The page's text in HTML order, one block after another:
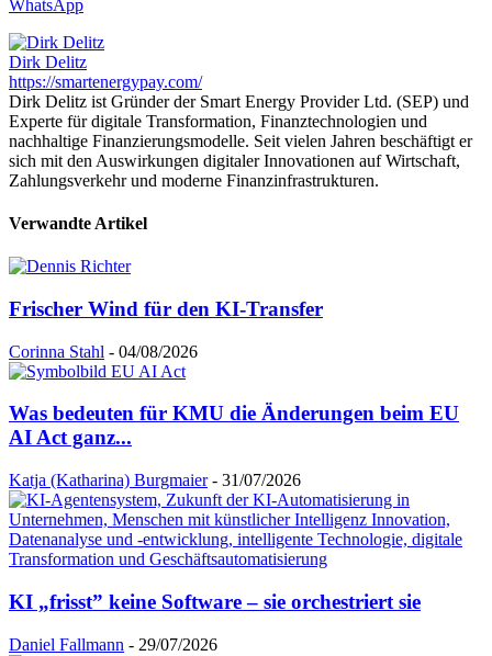
WhatsApp
Dirk Delitz
https://smartenergypay.com/
Dirk Delitz ist Gründer der Smart Energy Provider Ltd. (SEP) und
Experte für digitale Transformation, Finanztechnologien und
nachhaltige Finanzierungsmodelle. Seit vielen Jahren beschäftigt er
sich mit den Auswirkungen digitaler Innovationen auf Wirtschaft,
Zahlungsverkehr und moderne Finanzinfrastrukturen.
Verwandte Artikel
Frischer Wind für den KI-Transfer
Corinna Stahl - 04/08/2026
Was bedeuten für KMU die Änderungen beim EU
AI Act ganz...
Katja (Katharina) Burgmaier - 31/07/2026
KI „frisst” keine Software – sie orchestriert sie
Daniel Fallmann - 29/07/2026